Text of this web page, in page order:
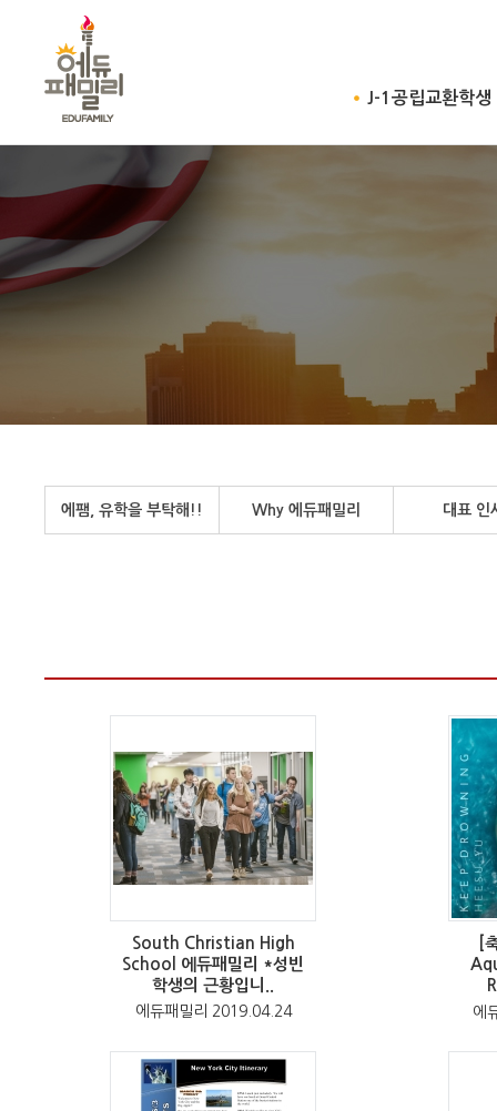
J-1공립교환학생
에팸, 유학을 부탁해!! Why 에듀패밀리 대표 인
South Christian High
School 에듀패밀리 *성빈
학생의 근황입니..
에듀패밀리 2019.04.24
[
에